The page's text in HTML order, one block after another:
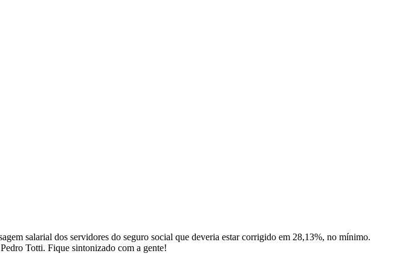
salarial dos servidores do seguro social que deveria estar corrigido em 28,13%, no mínimo.
Totti. Fique sintonizado com a gente!